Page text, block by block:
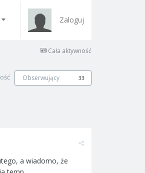
Zaloguj
Cała aktywność
Obserwujący 33
a wiadomo, że